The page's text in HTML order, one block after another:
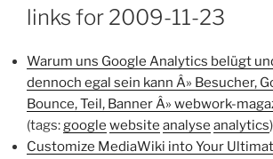
links for 2009-11-23
Warum uns Google Analytics belügt
dennoch egal sein kann Â» Besucher,
Bounce, Teil, Banner Â» webwork-
(tags:google website analyse analytics)
Customize MediaWiki into Your